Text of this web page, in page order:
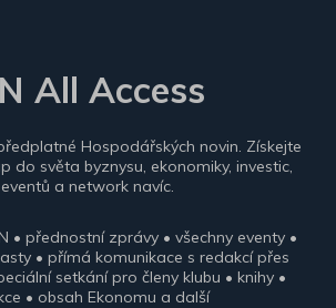
All Access
Hospodářských novin. Získejte
do světa byznysu, ekonomiky, investic,
eventů a network navíc.
• přednostní zprávy • všechny eventy •
• přímá komunikace s redakcí přes
setkání pro členy klubu • knihy •
• obsah Ekonomu a další